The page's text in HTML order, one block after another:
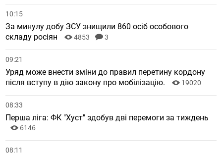
10:15
За минулу добу ЗСУ знищили 860 осіб особового
складу росіян
4853 3
09:21
Уряд може внести зміни до правил перетину кордону
після вступу в дію закону про мобілізацію.
19020
08:33
Перша ліга: ФК "Хуст" здобув дві перемоги за тиждень
6146
08:11